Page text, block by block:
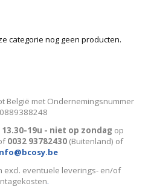
categorie nog geen producten.
België met Ondernemingsnummer
13.30-19u - niet op zondag op
0032 93782430 (Buitenland) of
excl. eventuele leverings- en/of
.